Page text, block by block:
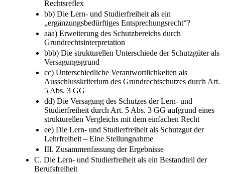
Rechtsreflex
bb) Die Lern- und Studierfreiheit als ein
„ergänzungsbedürftiges Entsprechungsrecht“?
aaa) Erweiterung des Schutzbereichs durch
Grundrechtsinterpretation
bbb) Die strukturellen Unterschiede der Schutzgüter als
Versagungsgrund
cc) Unterschiedliche Verantwortlichkeiten als
Ausschlusskriterium des Grundrechtschutzes durch Art.
5 Abs. 3 GG
dd) Die Versagung des Schutzes der Lern- und
Studierfreiheit durch Art. 5 Abs. 3 GG aufgrund eines
strukturellen Vergleichs mit dem einfachen Recht
ee) Die Lern- und Studierfreiheit als Schutzgut der
Lehrfreiheit – Eine Stellungnahme
III. Zusammenfassung der Ergebnisse
C. Die Lern- und Studierfreiheit als ein Bestandteil der
Berufsfreiheit